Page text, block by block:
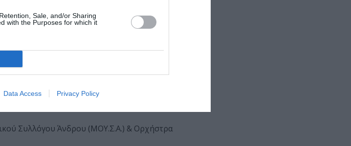
Sale, and/or Sharing
with the Purposes for which it
Data Access Privacy Policy
Συλλόγου Άνδρου (ΜΟΥ.Σ.Α.) & Ορχήστρα